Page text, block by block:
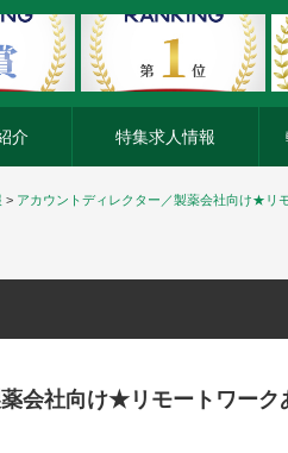
ジャパン
介 特集求人情報
> アカウントディレクター／製薬会社向け★リ
会社向け★リモートワー